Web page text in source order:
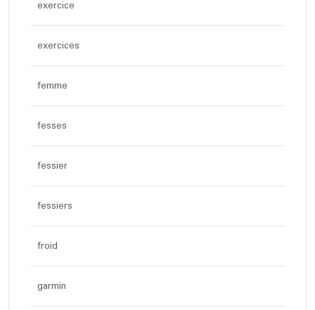
exercice
exercices
femme
fesses
fessier
fessiers
froid
garmin